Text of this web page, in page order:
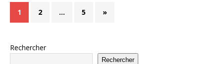
1 2 … 5 »
Rechercher
Rechercher